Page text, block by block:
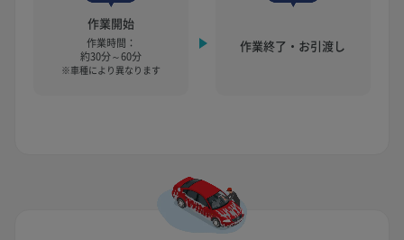
作業開始
作業時間：
約30分～60分
※車種により異なります
作業終了・お引渡し